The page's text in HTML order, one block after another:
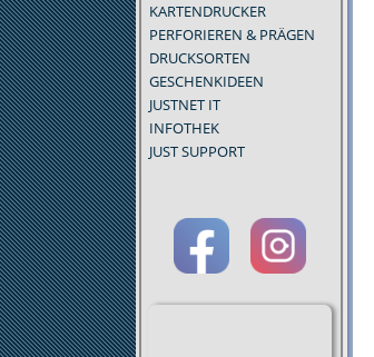
KARTENDRUCKER
PERFORIEREN & PRÄGEN
DRUCKSORTEN
GESCHENKIDEEN
JUSTNET IT
INFOTHEK
JUST SUPPORT